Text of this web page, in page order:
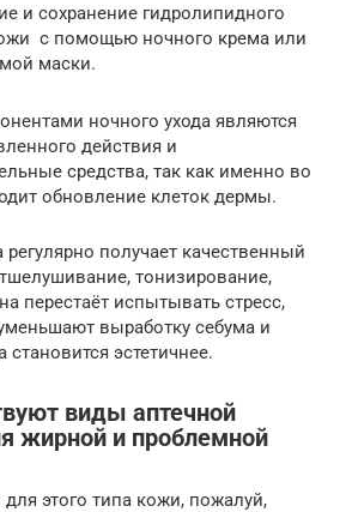
и сохранение гидролипидного
с помощью ночного крема или
маски.
ночного ухода являются
действия и
средства, так как именно во
обновление клеток дермы.
получает качественный
тонизирование,
перестаёт испытывать стресс,
выработку себума и
эстетичнее.
виды аптечной
жирной и проблемной
этого типа кожи, пожалуй,